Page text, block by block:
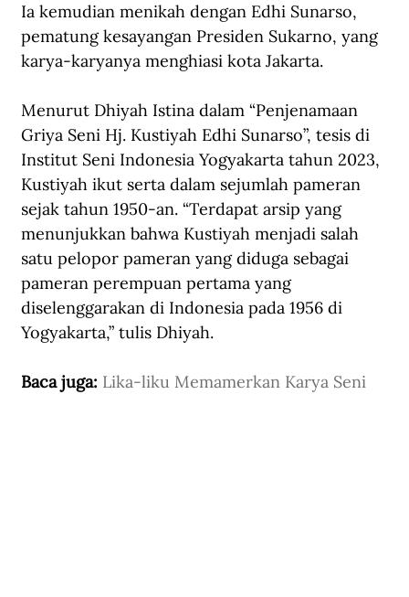
Ia kemudian menikah dengan Edhi Sunarso,
pematung kesayangan Presiden Sukarno, yang
karya-karyanya menghiasi kota Jakarta.
Menurut Dhiyah Istina dalam “Penjenamaan
Griya Seni Hj. Kustiyah Edhi Sunarso”, tesis di
Institut Seni Indonesia Yogyakarta tahun 2023,
Kustiyah ikut serta dalam sejumlah pameran
sejak tahun 1950-an. “Terdapat arsip yang
menunjukkan bahwa Kustiyah menjadi salah
satu pelopor pameran yang diduga sebagai
pameran perempuan pertama yang
diselenggarakan di Indonesia pada 1956 di
Yogyakarta,” tulis Dhiyah.
Baca juga: Lika-liku Memamerkan Karya Seni